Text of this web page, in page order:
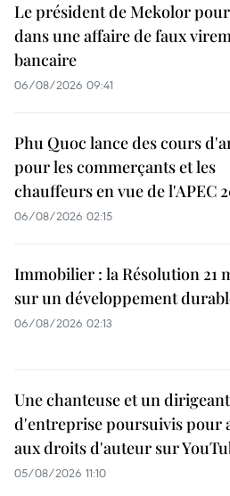
Le président de Mekolor
dans une affaire de faux
bancaire
06/08/2026 09:41
Phu Quoc lance des cours
pour les commerçants et les
chauffeurs en vue de l'APEC
06/08/2026 02:15
Immobilier : la Résolution 21
sur un développement
06/08/2026 02:13
Une chanteuse et un dirigeant
d'entreprise poursuivis pour
aux droits d'auteur sur
05/08/2026 11:10